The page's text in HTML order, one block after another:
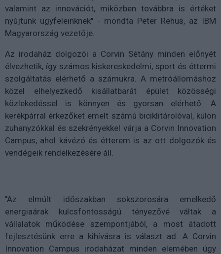
valamint az innovációt, miközben továbbra is értéket
nyújtunk ügyfeleinknek" - mondta Peter Rehus, az IBM
Magyarország vezetője.
Az irodaház dolgozói a Corvin Sétány minden előnyét
élvezhetik, így számos kiskereskedelmi, sport és éttermi
szolgáltatás elérhető a számukra. A metróállomáshoz
közel elhelyezkedő kisállatbarát épület közösségi
közlekedéssel is könnyen és gyorsan elérhető. A
kerékpárral érkezőket emelt számú biciklitárolóval, külön
zuhanyzókkal és szekrényekkel várja a Corvin Innovation
Campus, ahol kávézó és étterem is az ott dolgozók és
vendégeik rendelkezésére áll.
"Az elmúlt időszakban sokszorosára emelkedő
energiaárak kulcsfontosságú tényezővé váltak a
vállalatok működése szempontjából, a most átadott
fejlesztésünk erre a kihívásra is választ ad. A Corvin
Innovation Campus irodaházat minden elemében úgy